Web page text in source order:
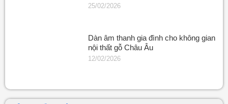
25/02/2026
Dàn âm thanh gia đình cho không gian
nội thất gỗ Châu Âu
12/02/2026